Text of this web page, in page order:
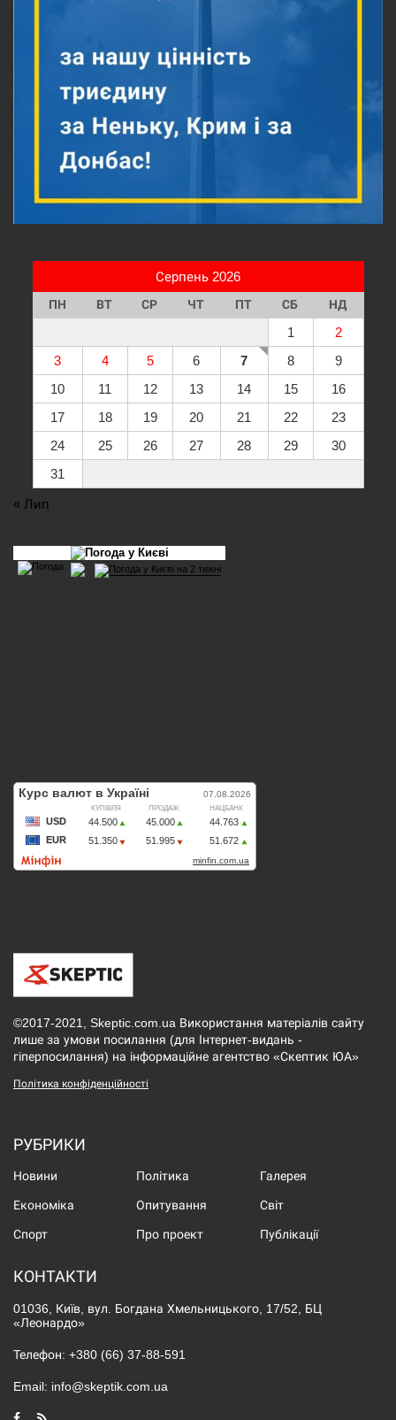
Серпень 2026
ПН ВТ СР ЧТ ПТ СБ НД
1
2
3
4 5 6 7 8
9
10
11 12 13 14 15
16
17
18 19 20 21 22
23
24
25 26 27 28 29
30
31
« Лип
©2017-2021, Skeptic.com.ua Використання матеріалів сайту
лише за умови посилання (для Інтернет-видань -
гіперпосилання) на інформаційне агентство «Скептик ЮА»
Політика конфіденційності
РУБРИКИ
Новини Політика Галерея
Економіка Опитування Світ
Спорт Про проект Публікації
КОНТАКТИ
01036, Київ, вул. Богдана Хмельницького, 17/52, БЦ
«Леонардо»
Телефон: +380 (66) 37-88-591
Email: info@skeptik.com.ua